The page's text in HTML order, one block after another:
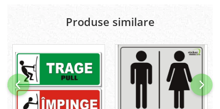
Produse similare